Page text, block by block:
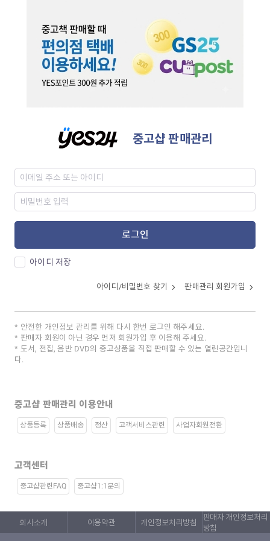
중고샵 판매관리
로그인
아이디 저장
아이디/비밀번호 찾기 판매관리 회원가입
안전한 개인정보 관리를 위해 다시 한번 로그인 해주세요.
판매자 회원이 아닌 경우 먼저 회원가입 후 이용해 주세요.
도서, 전집, 음반 DVD의 중고상품을 직접 판매할 수 있는 열린공간입니
다.
중고샵 판매관리 이용안내
상품등록 상품배송 정산 고객서비스관련 사업자회원전환
고객센터
중고샵관련FAQ 중고샵1:1문의
회사소개 이용약관 개인정보처리방침
판매자 개인정보처리
방침